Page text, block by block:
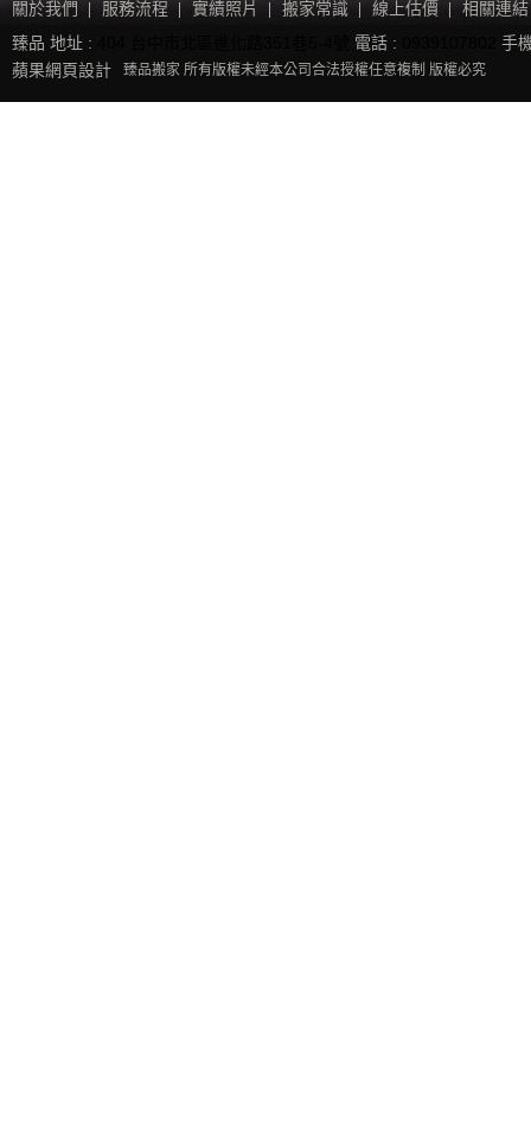
關於我們 服務流程 實績照片 搬家常識 線上估價
相關連結
臻品 地址 :
電話 :
手
蘋果網頁設計
臻品搬家 所有版權未經本公司合法授權任意複制 版權必究